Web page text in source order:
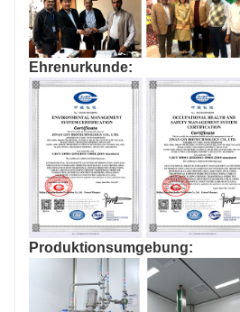
Ehrenurkunde:
Produktionsumgebung: